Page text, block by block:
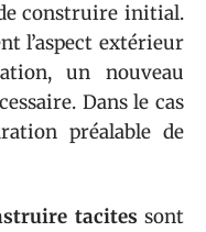
construire initial.
l’aspect extérieur
un nouveau
Dans le cas
préalable de
tacites sont